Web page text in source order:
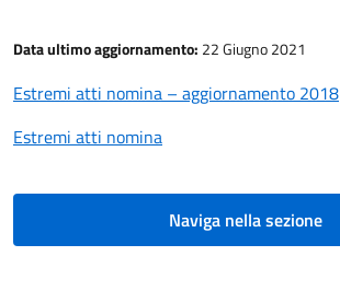
Data ultimo aggiornamento: 22 Giugno 2021
Estremi atti nomina – aggiornamento 2018
Estremi atti nomina
Naviga nella sezione